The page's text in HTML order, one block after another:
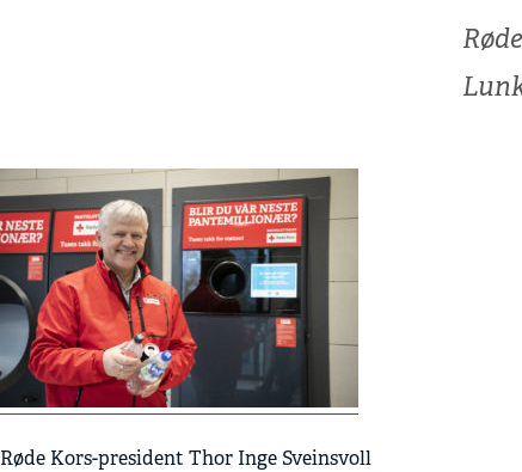
Røde Kors-president Thor Inge Sveinsvoll